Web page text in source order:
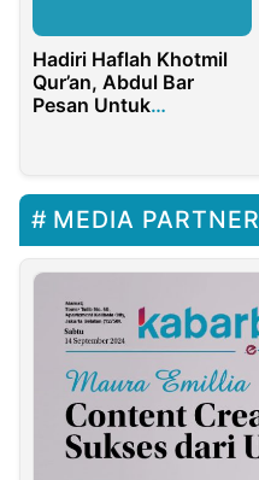
Hadiri Haflah Khotmil
Qur’an, Abdul Bar
Pesan Untuk
MEDIA PARTNER